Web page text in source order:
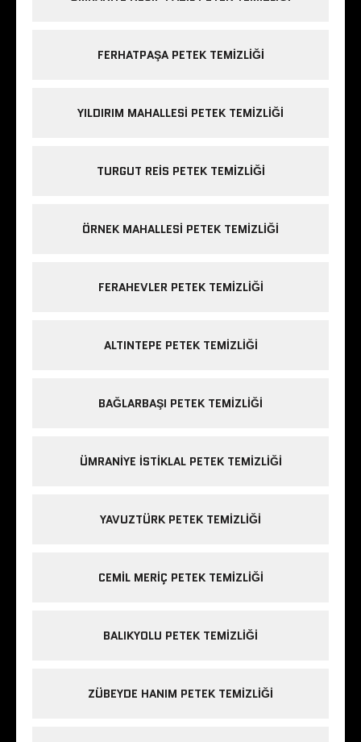
FERHATPAŞA PETEK TEMIZLIĞI
YILDIRIM MAHALLESI PETEK TEMIZLIĞI
TURGUT REIS PETEK TEMIZLIĞI
ÖRNEK MAHALLESI PETEK TEMIZLIĞI
FERAHEVLER PETEK TEMIZLIĞI
ALTINTEPE PETEK TEMIZLIĞI
BAĞLARBAŞI PETEK TEMIZLIĞI
ÜMRANIYE ISTIKLAL PETEK TEMIZLIĞI
YAVUZTÜRK PETEK TEMIZLIĞI
CEMIL MERIÇ PETEK TEMIZLIĞI
BALIKYOLU PETEK TEMIZLIĞI
ZÜBEYDE HANIM PETEK TEMIZLIĞI